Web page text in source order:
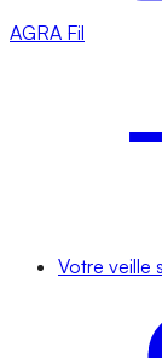
AGRA Fil
Votre veille